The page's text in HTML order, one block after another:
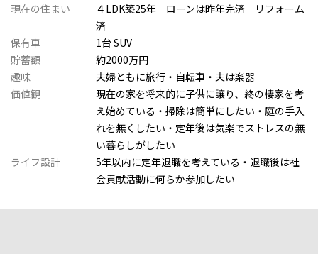
現在の住まい
４LDK築25年 ローンは昨年完済 リフォーム
済
保有車
1台 SUV
貯蓄額
約2000万円
趣味
夫婦ともに旅行・自転車・夫は楽器
価値観
現在の家を将来的に子供に譲り、終の棲家を考
え始めている・掃除は簡単にしたい・庭の手入
れを無くしたい・定年後は気楽でストレスの無
い暮らしがしたい
ライフ設計
5年以内に定年退職を考えている・退職後は社
会貢献活動に何らか参加したい